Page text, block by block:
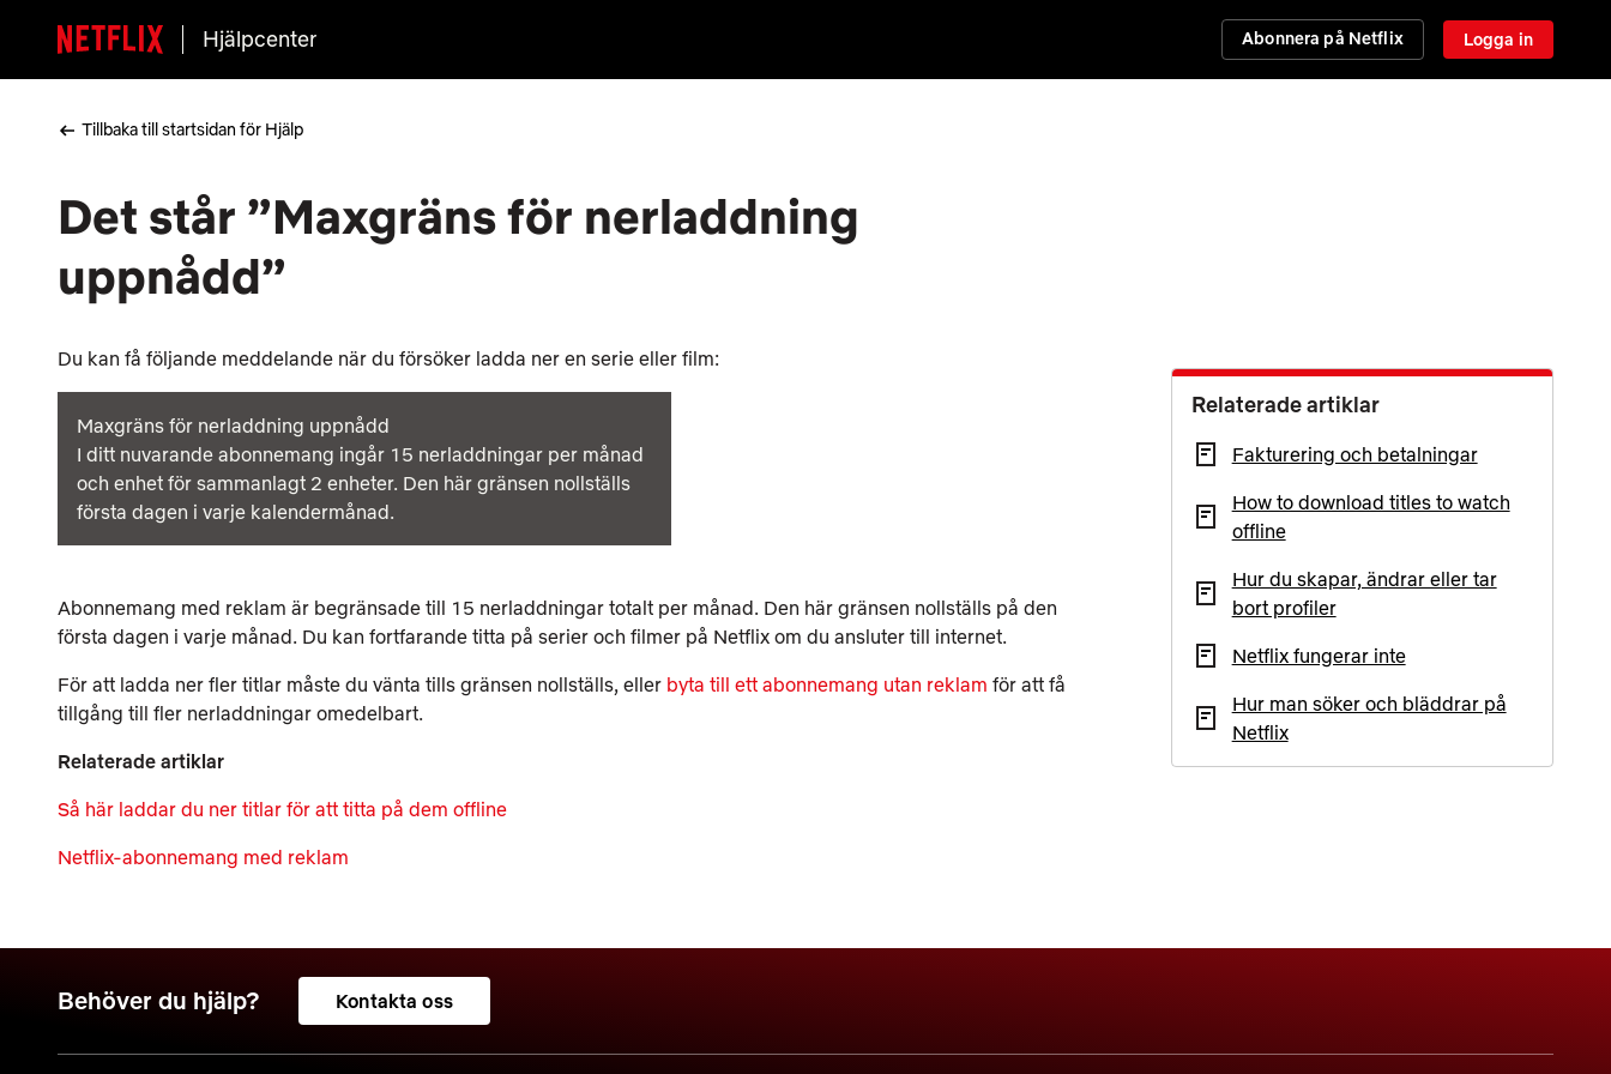
Hjälpcenter Abonnera på Netflix Logga in
Tillbaka till startsidan för Hjälp
Det står ”Maxgräns för nerladdning
uppnådd”
Du kan få följande meddelande när du försöker ladda ner en serie eller film:
Maxgräns för nerladdning uppnådd
I ditt nuvarande abonnemang ingår 15 nerladdningar per månad
och enhet för sammanlagt 2 enheter. Den här gränsen nollställs
första dagen i varje kalendermånad.
Abonnemang med reklam är begränsade till 15 nerladdningar totalt per månad. Den här gränsen nollställs på den
första dagen i varje månad. Du kan fortfarande titta på serier och filmer på Netflix om du ansluter till internet.
För att ladda ner fler titlar måste du vänta tills gränsen nollställs, eller byta till ett abonnemang utan reklam för att få
tillgång till fler nerladdningar omedelbart.
Relaterade artiklar
Så här laddar du ner titlar för att titta på dem offline
Netflix-abonnemang med reklam
Relaterade artiklar
Fakturering och betalningar
How to download titles to watch
offline
Hur du skapar, ändrar eller tar
bort profiler
Netflix fungerar inte
Hur man söker och bläddrar på
Netflix
Behöver du hjälp? Kontakta oss